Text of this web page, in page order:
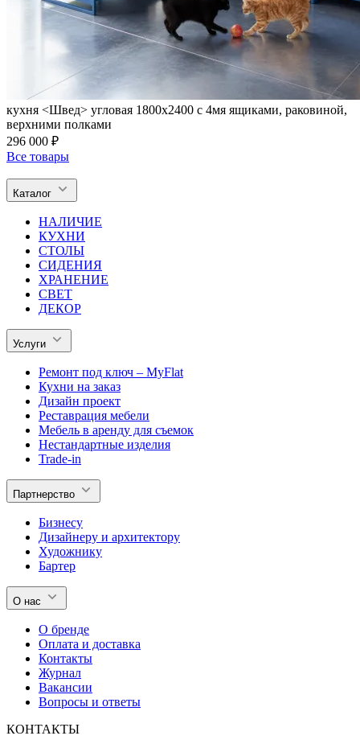
кухня <Швед> угловая 1800х2400 с 4мя ящиками, раковиной,
верхними полками
296 000 ₽
Все товары
Каталог
НАЛИЧИЕ
КУХНИ
СТОЛЫ
СИДЕНИЯ
ХРАНЕНИЕ
СВЕТ
ДЕКОР
Услуги
Ремонт под ключ – MyFlat
Кухни на заказ
Дизайн проект
Реставрация мебели
Мебель в аренду для съемок
Нестандартные изделия
Trade-in
Партнерство
Бизнесу
Дизайнеру и архитектору
Художнику
Бартер
О нас
О бренде
Оплата и доставка
Контакты
Журнал
Вакансии
Вопросы и ответы
КОНТАКТЫ